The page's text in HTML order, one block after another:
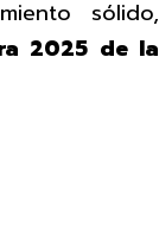
sólido,
2025 de la